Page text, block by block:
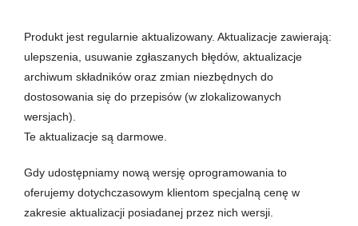
Produkt jest regularnie aktualizowany. Aktualizacje zawierają:
ulepszenia, usuwanie zgłaszanych błędów, aktualizacje
archiwum składników oraz zmian niezbędnych do
dostosowania się do przepisów (w zlokalizowanych
wersjach).
Te aktualizacje są darmowe.
Gdy udostępniamy nową wersję oprogramowania to
oferujemy dotychczasowym klientom specjalną cenę w
zakresie aktualizacji posiadanej przez nich wersji.